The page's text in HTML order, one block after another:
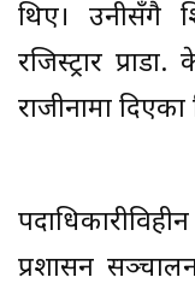
थिए। उनीसँगै
रजिस्ट्रार
राजीनामा दिएका
प्रशासन